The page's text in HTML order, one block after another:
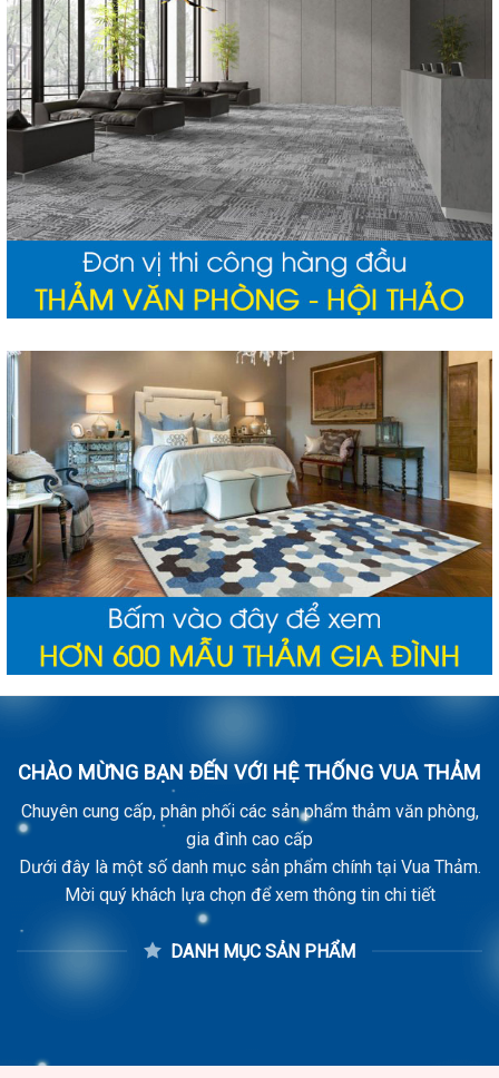
CHÀO MỪNG BẠN ĐẾN VỚI HỆ THỐNG VUA THẢM
Chuyên cung cấp, phân phối các sản phẩm thảm văn phòng,
gia đình cao cấp
Dưới đây là một số danh mục sản phẩm chính tại Vua Thảm.
Mời quý khách lựa chọn để xem thông tin chi tiết
DANH MỤC SẢN PHẨM